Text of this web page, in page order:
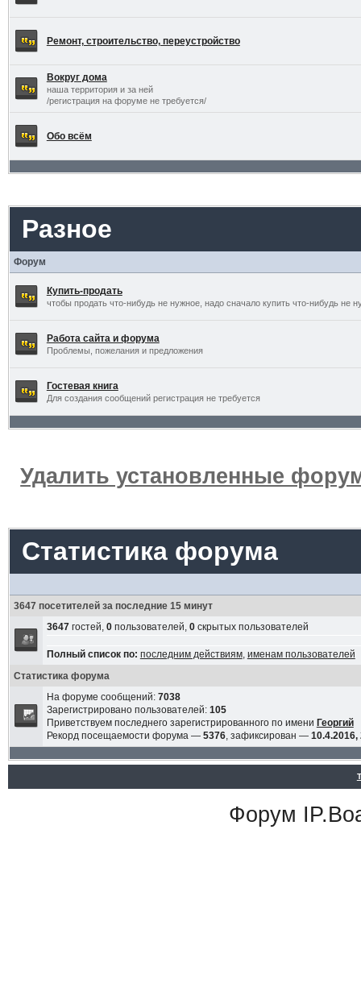
Ремонт, строительство, переустройство
Вокруг дома
наша территория и за ней
/регистрация на форуме не требуется/
Обо всём
Разное
Форум
Купить-продать
чтобы продать что-нибудь не нужное, надо сначало купить что-нибудь не
Работа сайта и форума
Проблемы, пожелания и предложения
Гостевая книга
Для создания сообщений регистрация не требуется
Удалить установленные
Статистика форума
3647 посетителей за последние 15 минут
3647гостей, 0пользователей, 0скрытых пользователей
Полный список по: последним действиям, именам пользователей
Статистика форума
На форуме сообщений: 7038
Зарегистрировано пользователей: 105
Приветствуем последнего зарегистрированного по имени Георгий
Рекорд посещаемости форума — 5376, зафиксирован — 10.4.2016,
Форум